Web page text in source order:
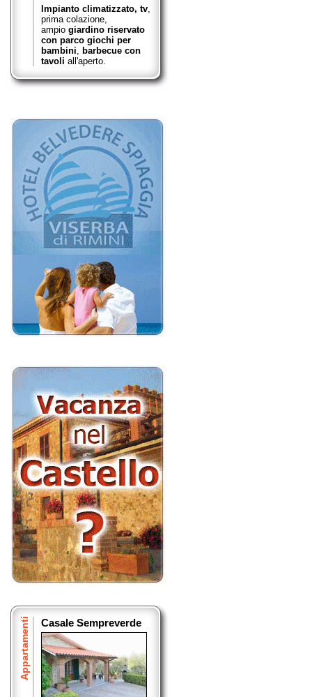
Impianto climatizzato, tv,
prima colazione,
ampio giardino riservato
con parco giochi per
bambini, barbecue con
tavoli all'aperto.
Appartamenti Casale Sempreverde